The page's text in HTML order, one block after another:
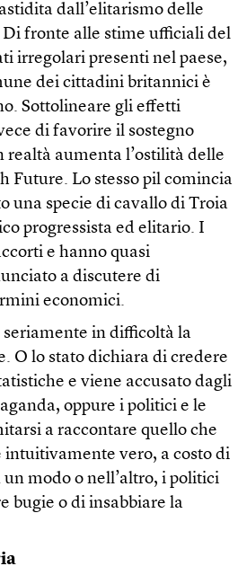
dall’elitarismo delle
fronte alle stime ufficiali del
irregolari presenti nel paese,
dei cittadini britannici è
Sottolineare gli effetti
di favorire il sostegno
realtà aumenta l’ostilità delle
Future. Lo stesso pil comincia
una specie di cavallo di Troia
progressista ed elitario. I
e hanno quasi
a discutere di
economici.
in difficoltà la
O lo stato dichiara di credere
e viene accusato dagli
oppure i politici e le
a raccontare quello che
intuitivamente vero, a costo di
modo o nell’altro, i politici
bugie o di insabbiare la